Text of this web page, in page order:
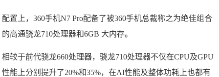
配置上，360手机N7 Pro配备了被360手机总裁称之为绝佳组合
的高通骁龙710处理器和6GB 大内存。
相较于前代骁龙660处理器，骁龙710处理器不仅在CPU及GPU
性能上分别提升了20%和35%，在AI性能及整体功耗上也都有